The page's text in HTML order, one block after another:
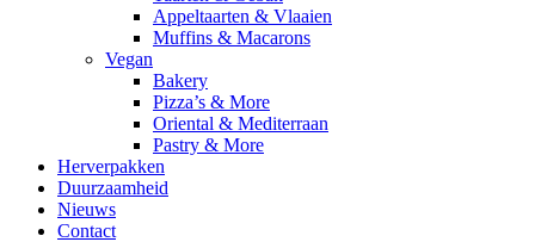
Appeltaarten & Vlaaien
Muffins & Macarons
Vegan
Bakery
Pizza’s & More
Oriental & Mediterraan
Pastry & More
Herverpakken
Duurzaamheid
Nieuws
Contact